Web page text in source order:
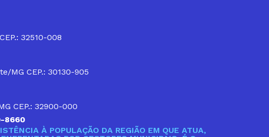
32510-008
MG CEP.: 30130-905
CEP.: 32900-000
8660
À POPULAÇÃO DA REGIÃO EM QUE ATUA,